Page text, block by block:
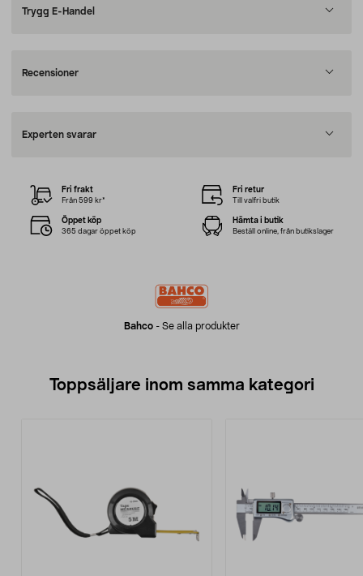
Trygg E-Handel
Recensioner
Experten svarar
Bahco- Se alla produkter
Fri frakt
Från 599 kr*
Fri retur
Till valfri butik
Öppet köp
365 dagar öppet köp
Hämta i butik
Beställ online, från butikslager
Toppsäljare inom samma kategori